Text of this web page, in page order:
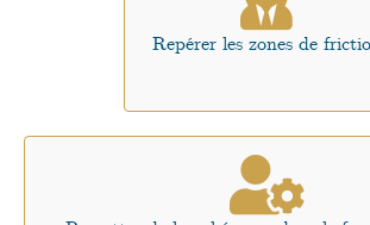
Repérer les zones de